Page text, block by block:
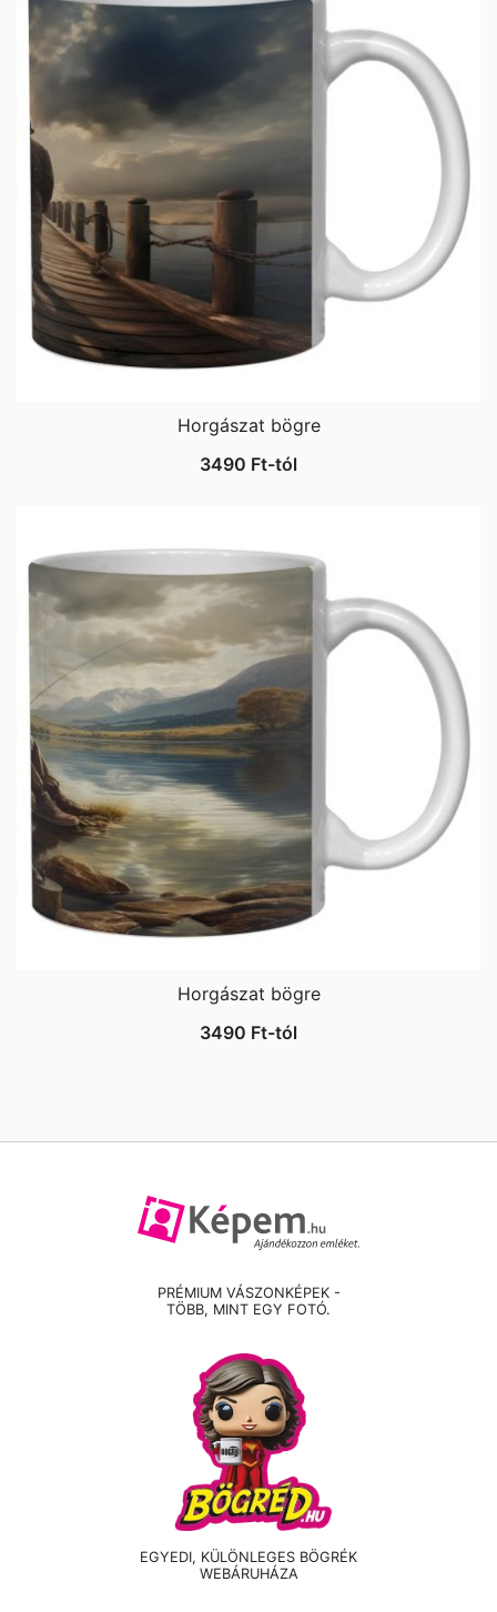
Horgászat bögre
3490 Ft-tól
Horgászat bögre
3490 Ft-tól
PRÉMIUM VÁSZONKÉPEK -
TÖBB, MINT EGY FOTÓ.
EGYEDI, KÜLÖNLEGES BÖGRÉK
WEBÁRUHÁZA